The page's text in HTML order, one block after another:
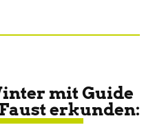
mit Guide
erkunden: